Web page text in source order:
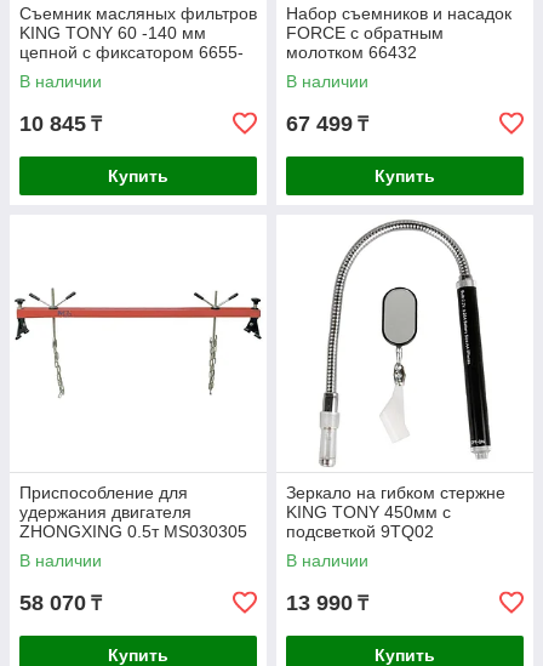
Съемник масляных фильтров
KING TONY 60 -140 мм
цепной с фиксатором 6655-
09
В наличии
10 845 ₸
Купить
Набор съемников и насадок
FORCE с обратным
молотком 66432
В наличии
67 499 ₸
Купить
Приспособление для
удержания двигателя
ZHONGXING 0.5т MS030305
В наличии
58 070 ₸
Купить
Зеркало на гибком стержне
KING TONY 450мм c
подсветкой 9TQ02
В наличии
13 990 ₸
Купить